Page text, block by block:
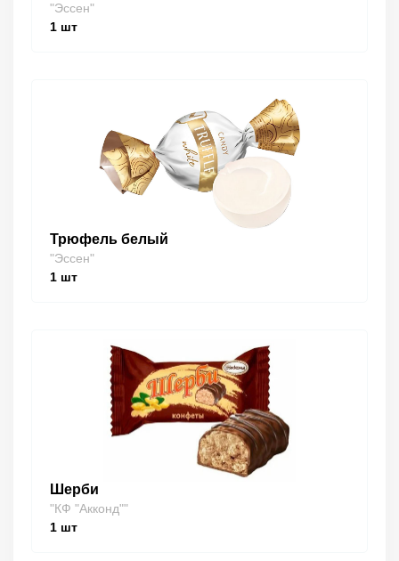
"Эссен"
1 шт
Трюфель белый
"Эссен"
1 шт
Шерби
"КФ "Акконд""
1 шт